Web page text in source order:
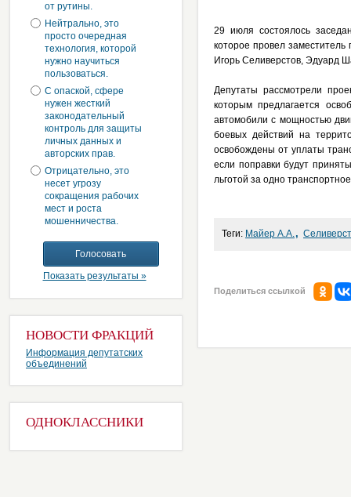
от рутины.
Нейтрально, это
просто очередная
технология, которой
нужно научиться
пользоваться.
С опаской, сфере
нужен жесткий
законодательный
контроль для защиты
личных данных и
авторских прав.
Отрицательно, это
несет угрозу
сокращения рабочих
мест и роста
мошенничества.
Показать результаты »
НОВОСТИ ФРАКЦИЙ
Информация депутатских
объединений
ОДНОКЛАССНИКИ
29 июля состоялось
которое провел
Игорь Селиверстов, Эдуард
Депутаты рассмотрели
которым предлагается
автомобили с мощностью
боевых действий на
освобождены от уплаты
если поправки будут
льготой за одно
Теги: Майер А.А.,
Поделиться ссылкой